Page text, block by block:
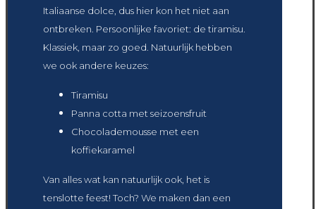
Italiaanse dolce, dus hier kon het niet aan
ontbreken. Persoonlijke favoriet: de tiramisu.
Klassiek, maar zo goed. Natuurlijk hebben
we ook andere keuzes:
Tiramisu
Panna cotta met seizoensfruit
Chocolademousse met een
koffiekaramel
Van alles wat kan natuurlijk ook, het is
tenslotte feest! Toch? We maken dan een